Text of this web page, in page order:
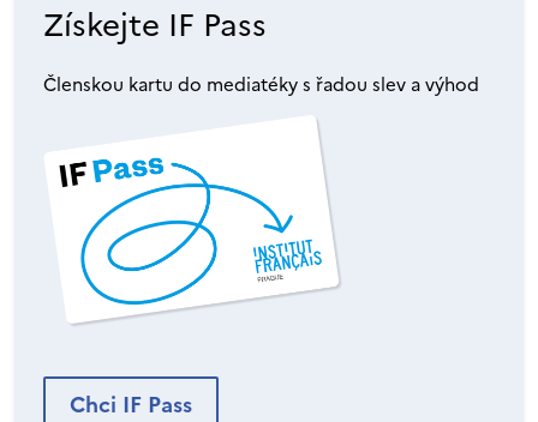
Získejte IF Pass
Členskou kartu do mediatéky s řadou slev a výhod
Chci IF Pass